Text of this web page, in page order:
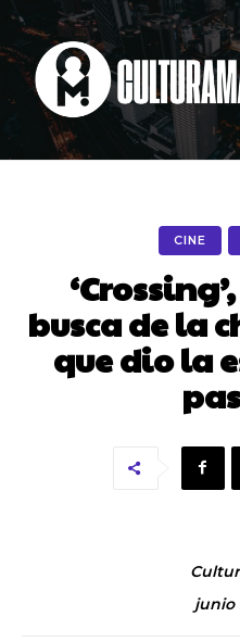
CINE
busca de la
que dio la
junio